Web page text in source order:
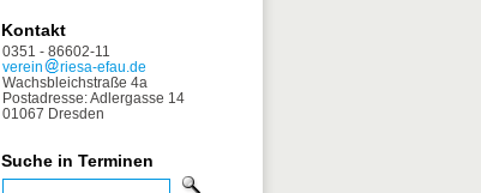
Kontakt
0351 - 86602-11
verein
riesa-efau.de
Wachsbleichstraße 4a
Postadresse: Adlergasse 14
01067 Dresden
Suche in Terminen